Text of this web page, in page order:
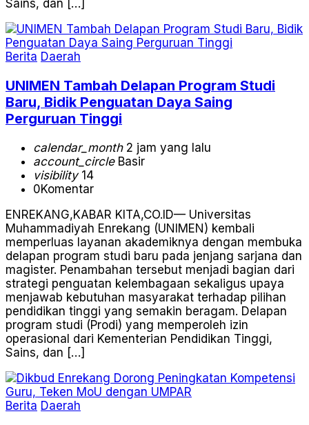
Sains, dan […]
Berita Daerah
UNIMEN Tambah Delapan Program Studi
Baru, Bidik Penguatan Daya Saing
Perguruan Tinggi
calendar_month2 jam yang lalu
account_circleBasir
visibility14
0Komentar
ENREKANG,KABAR KITA,CO.ID— Universitas
Muhammadiyah Enrekang (UNIMEN) kembali
memperluas layanan akademiknya dengan membuka
delapan program studi baru pada jenjang sarjana dan
magister. Penambahan tersebut menjadi bagian dari
strategi penguatan kelembagaan sekaligus upaya
menjawab kebutuhan masyarakat terhadap pilihan
pendidikan tinggi yang semakin beragam. Delapan
program studi (Prodi) yang memperoleh izin
operasional dari Kementerian Pendidikan Tinggi,
Sains, dan […]
Berita Daerah